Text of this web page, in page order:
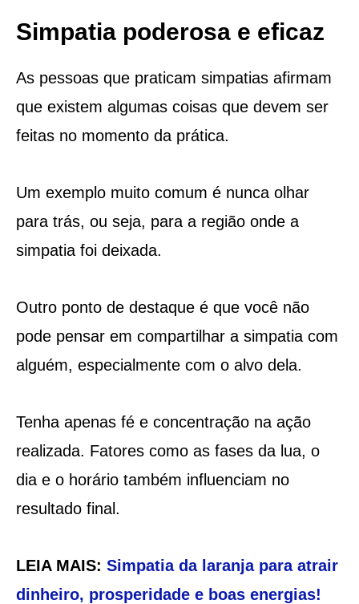
Simpatia poderosa e eficaz
As pessoas que praticam simpatias afirmam
que existem algumas coisas que devem ser
feitas no momento da prática.
Um exemplo muito comum é nunca olhar
para trás, ou seja, para a região onde a
simpatia foi deixada.
Outro ponto de destaque é que você não
pode pensar em compartilhar a simpatia com
alguém, especialmente com o alvo dela.
Tenha apenas fé e concentração na ação
realizada. Fatores como as fases da lua, o
dia e o horário também influenciam no
resultado final.
LEIA MAIS: Simpatia da laranja para atrair
dinheiro, prosperidade e boas energias!